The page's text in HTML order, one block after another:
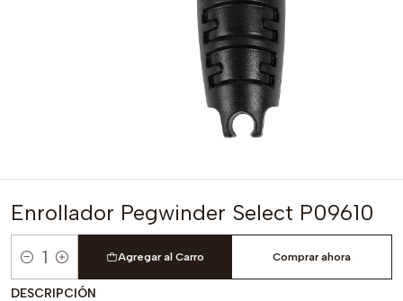
Enrollador Pegwinder Select P09610
Cantidad
Agregar al Carro Comprar ahora
DESCRIPCIÓN